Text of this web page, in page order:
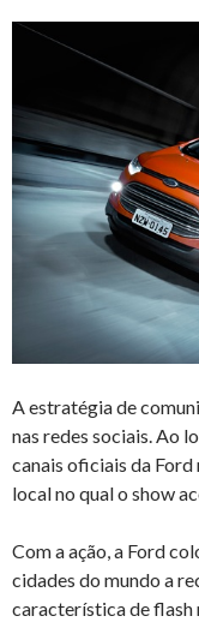
A estratégia de
nas redes sociais. Ao
canais oficiais da
local no qual o show
Com a ação, a Ford
cidades do mundo a
característica de flash